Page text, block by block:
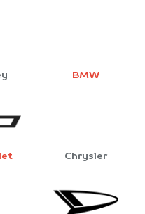
BMW
Chrysler